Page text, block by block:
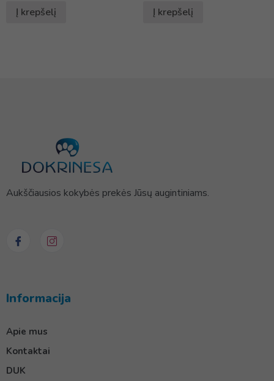
Į krepšelį Į krepšelį
Aukščiausios kokybės prekės Jūsų augintiniams.
Informacija
Apie mus
Kontaktai
DUK